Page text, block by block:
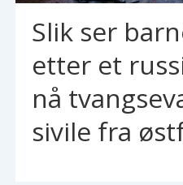
Slik ser
etter et
nå
sivile fra